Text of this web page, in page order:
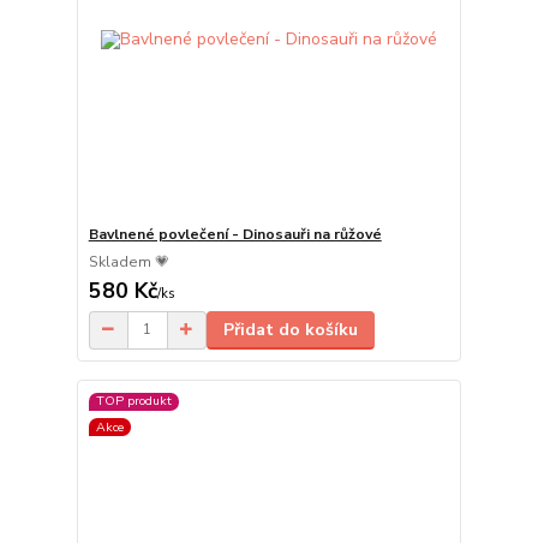
Bavlnené povlečení - Dinosauři na růžové
Skladem 💗
580 Kč/ks
Přidat do košíku
TOP produkt
Akce